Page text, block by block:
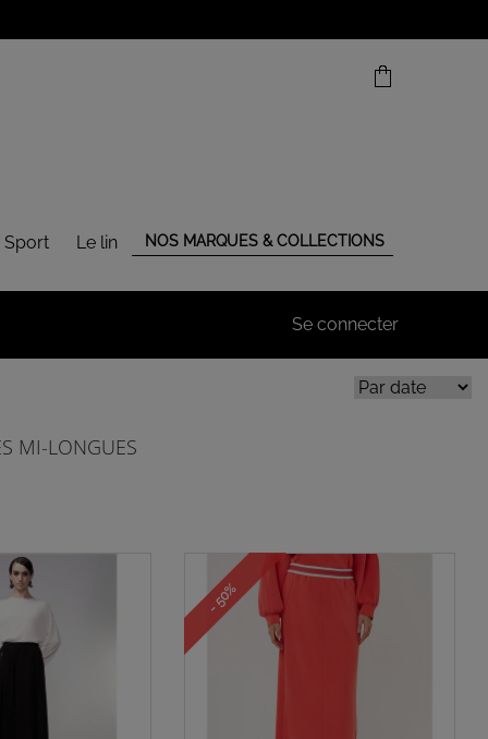
Sport Le lin NOS MARQUES & COLLECTIONS
Se connecter
MI-LONGUES
- 50%